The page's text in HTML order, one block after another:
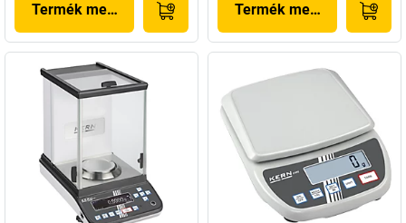
Termék megjelenítése Termék megjelenítése